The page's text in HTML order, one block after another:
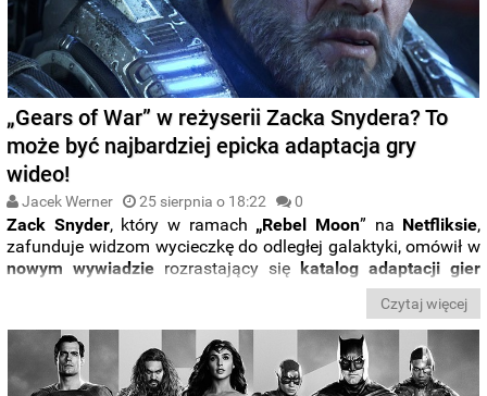
„Gears of War” w reżyserii Zacka Snydera? To
może być najbardziej epicka adaptacja gry
wideo!
Jacek Werner 25 sierpnia o 18:22 0
Zack Snyder, który w ramach „Rebel Moon” na Netfliksie,
zafunduje widzom wycieczkę do odległej galaktyki, omówił w
nowym wywiadzie rozrastający się katalog adaptacji gier
. Wyznał, które tytuły jego zdaniem nadawałaby się na
Czytaj więcej